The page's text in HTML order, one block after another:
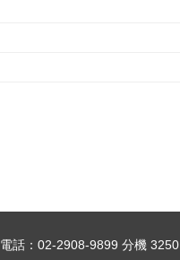
電話：02-2908-9899 分機 3250